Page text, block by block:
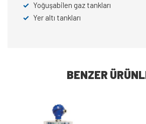
✓ Yoğuşabilen gaz tankları
✓ Yer altı tankları
BENZER